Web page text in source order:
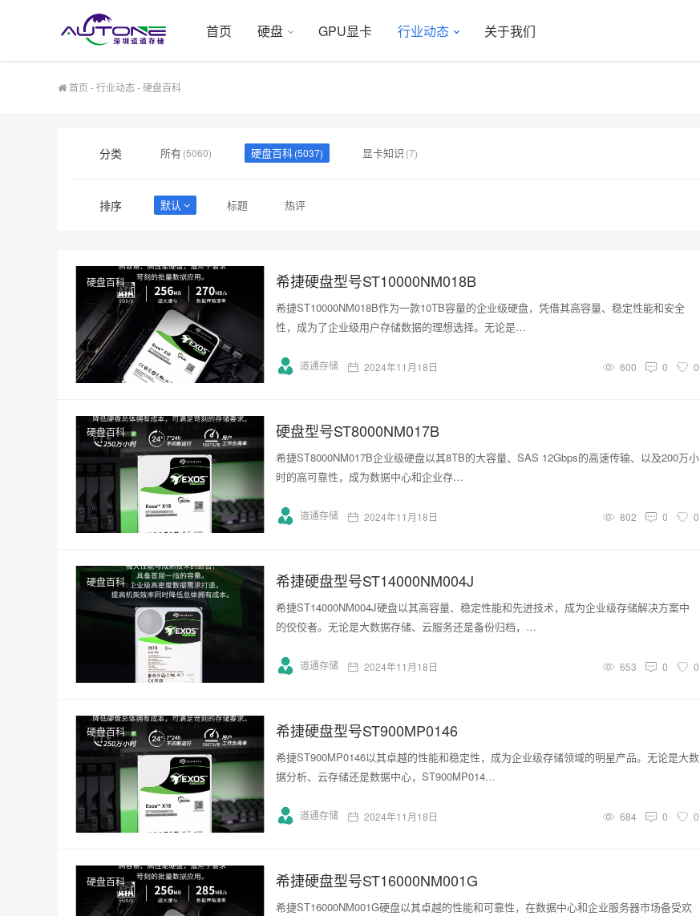
首页 硬盘 GPU显卡 行业动态 关于我们
首页 -行业动态-硬盘百科
分类 所有(5060) 硬盘百科(5037) 显卡知识 (7)
排序 默认 标题 热评
硬盘百科 希捷硬盘型号ST10000NM018B
希捷ST10000NM018B作为一款10TB容量的企业级硬盘，凭借其高容量、稳定性能和安全
性，成为了企业级用户存储数据的理想选择。无论是…
道通存储 2024年11月18日 600 0 0
硬盘百科 硬盘型号ST8000NM017B
希捷ST8000NM017B企业级硬盘以其8TB的大容量、SAS 12Gbps的高速传输、以及200万小
时的高可靠性，成为数据中心和企业存…
道通存储 2024年11月18日 802 0 0
硬盘百科 希捷硬盘型号ST14000NM004J
希捷ST14000NM004J硬盘以其高容量、稳定性能和先进技术，成为企业级存储解决方案中
的佼佼者。无论是大数据存储、云服务还是备份归档，…
道通存储 2024年11月18日 653 0 0
硬盘百科 希捷硬盘型号ST900MP0146
希捷ST900MP0146以其卓越的性能和稳定性，成为企业级存储领域的明星产品。无论是大数
据分析、云存储还是数据中心，ST900MP014…
道通存储 2024年11月18日 684 0 0
硬盘百科 希捷硬盘型号ST16000NM001G
希捷ST16000NM001G硬盘以其卓越的性能和可靠性，在数据中心和企业服务器市场备受欢